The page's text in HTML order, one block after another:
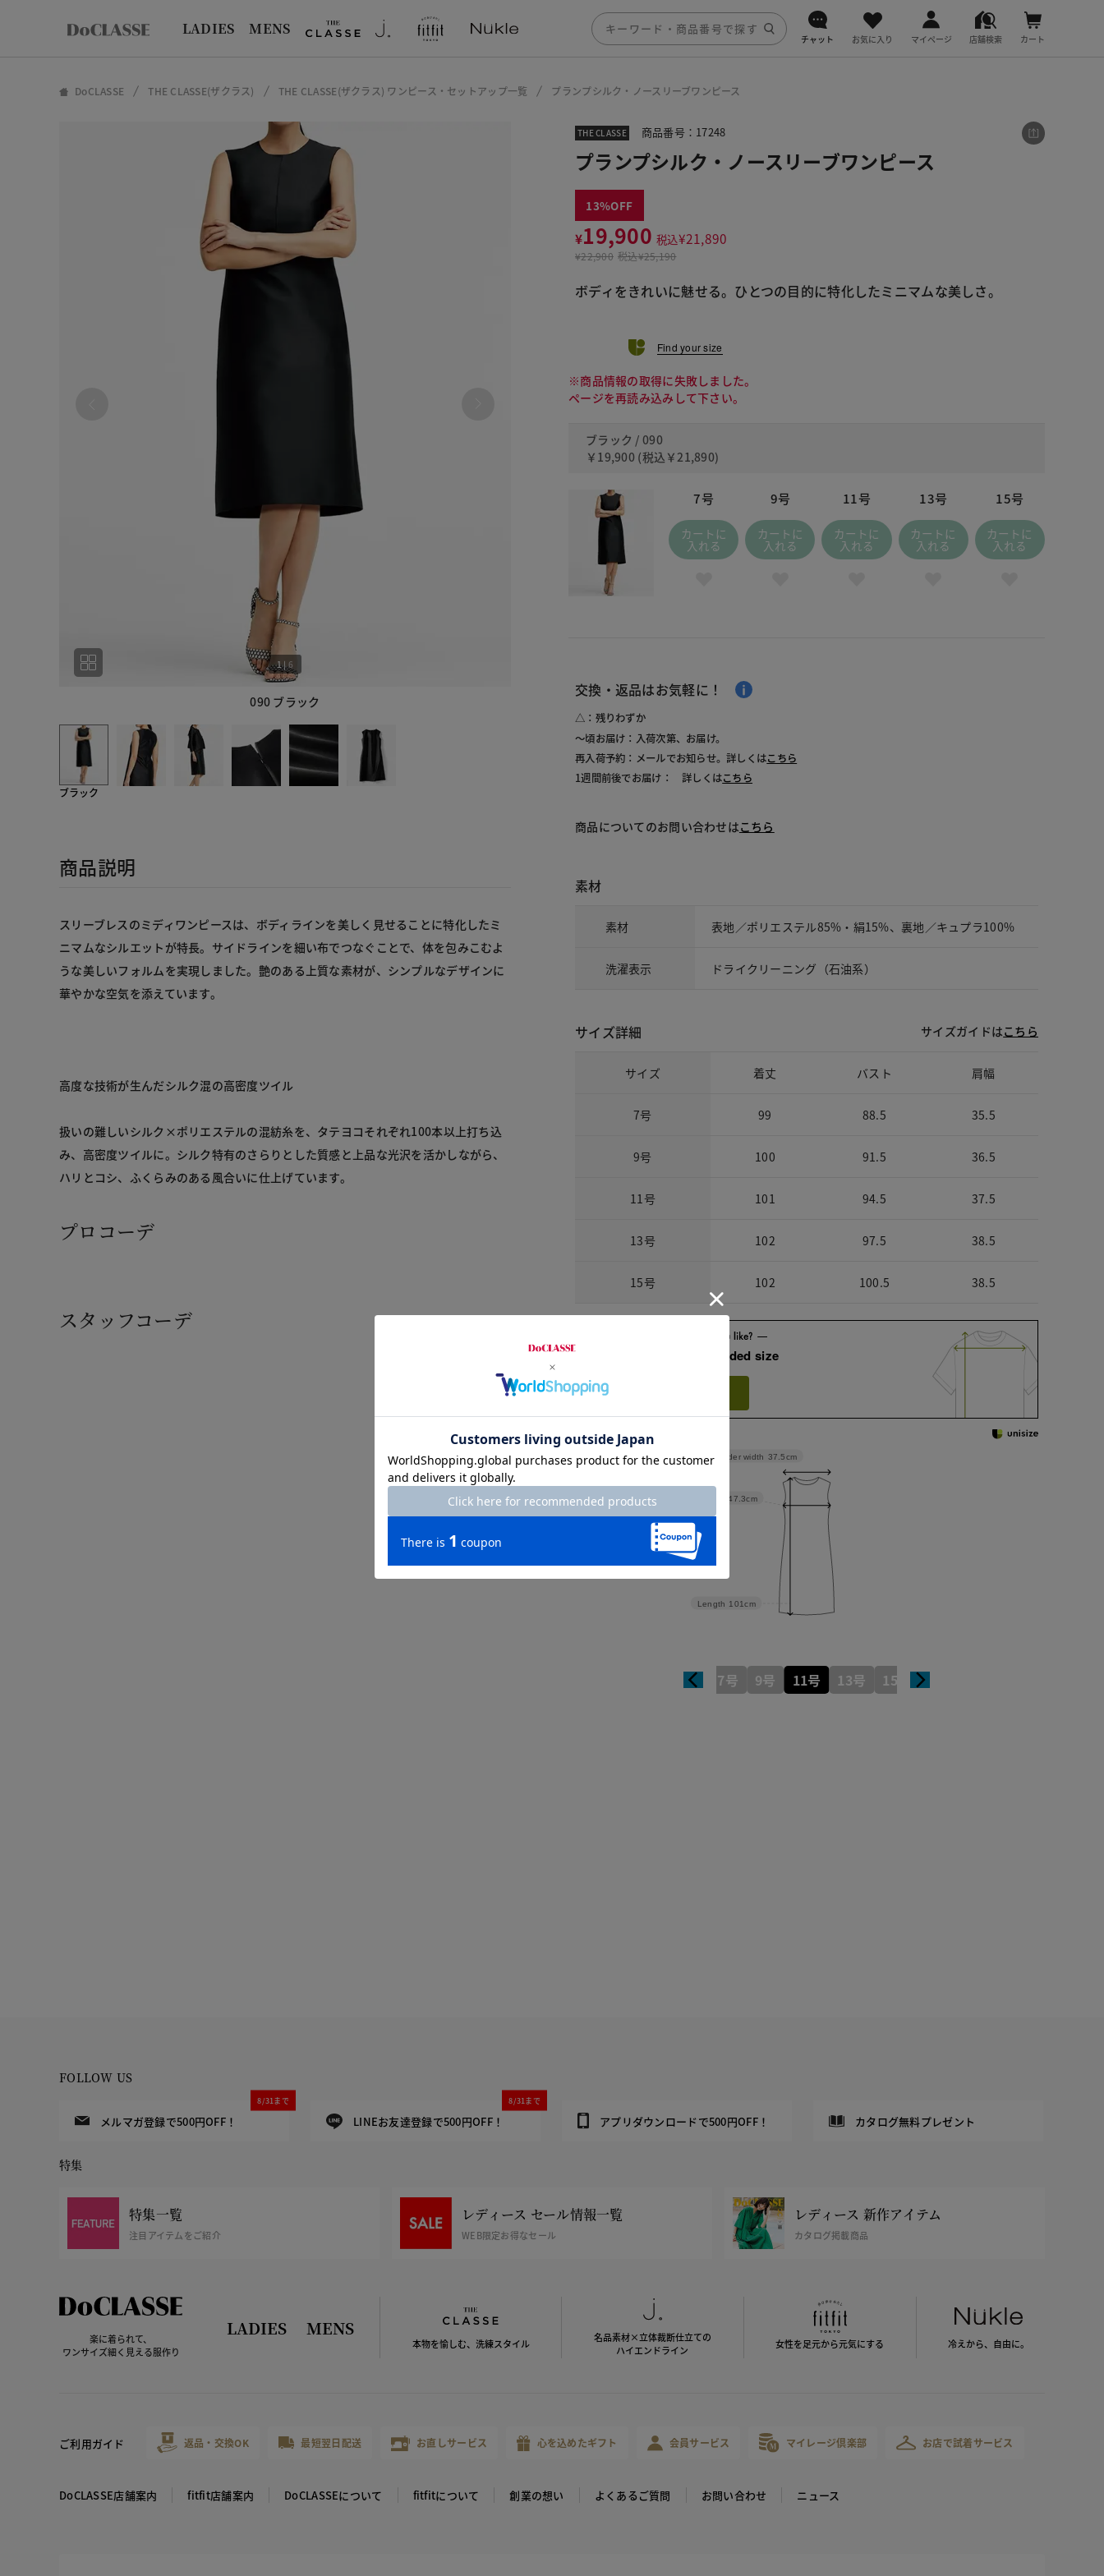
LADIES MENS
チャット お気に入り マイページ 店舗検索 カート
DoCLASSE THE CLASSE(ザクラス) THE CLASSE(ザクラス) ワンピース・セットアップ一覧 プランプシルク・ノースリーブワンピース
090 ブラック 090 ブラック
1 | 6
ブラック
商品説明
スリーブレスのミディワンピースは、ボディラインを美しく見せることに特化したミ
ニマムなシルエットが特長。サイドラインを細い布でつなぐことで、体を包みこむよ
うな美しいフォルムを実現しました。艶のある上質な素材が、シンプルなデザインに
華やかな空気を添えています。
高度な技術が生んだシルク混の高密度ツイル
扱いの難しいシルク×ポリエステルの混紡糸を、タテヨコそれぞれ100本以上打ち込
み、高密度ツイルに。シルク特有のさらりとした質感と上品な光沢を活かしながら、
ハリとコシ、ふくらみのある風合いに仕上げています。
プロコーデ
スタッフコーデ
THE CLASSE 商品番号：17248
プランプシルク・ノースリーブワンピース
13
¥19,900 税込¥21,890
¥22,900 税込¥25,190
ボディをきれいに魅せる。ひとつの目的に特化したミニマムな美しさ。
Find your size
※商品情報の取得に失敗しました。
ページを再読み込みして下さい。
ブラック / 090
￥19,900 (税込 ￥21,890)
7号
カートに
入れる
9号
カートに
入れる
11号
カートに
入れる
13号
カートに
入れる
15号
カートに
入れる
交換・返品はお気軽に！
△：残りわずか
～頃お届け：入荷次第、お届け。
再入荷予約：メールでお知らせ。詳しくはこちら
1週間前後でお届け： 詳しくはこちら
商品についてのお問い合わせはこちら
素材
素材 表地／ポリエステル85%・絹15%、裏地／キュプラ100%
洗濯表示 ドライクリーニング（石油系）
サイズ詳細 サイズガイドはこちら
サイズ 着丈 バスト 肩幅
7号 99 88.5 35.5
9号 100 91.5 36.5
11号 101 94.5 37.5
13号 102 97.5 38.5
15号 102 100.5 38.5
Check the recommended size
Length 101cm
47.3cm
Shoulder width 37.5cm
7号 9号 11号 13号 15号
FOLLOW US
メルマガ登録で500円OFF！
8/31まで
LINEお友達登録で500円OFF！
8/31まで
アプリダウンロードで500円OFF！ カタログ無料プレゼント
特集
特集一覧
注目アイテムをご紹介
レディース セール情報一覧
WEB限定お得なセール
レディース 新作アイテム
カタログ掲載商品
楽に着られて、
ワンサイズ細く見える服作り
LADIES MENS
本物を愉しむ、洗練スタイル
名品素材×立体裁断仕立ての
ハイエンドライン
女性を足元から元気にする 冷えから、 自由に。
ご利用ガイド 返品・交換OK 最短翌日配送 お直しサービス 心を込めたギフト 会員サービス マイレージ倶楽部 お店で試着サービス
DoCLASSE店舗案内 fitfit店舗案内 DoCLASSEについて fitfitについて 創業の想い よくあるご質問 お問い合わせ ニュース